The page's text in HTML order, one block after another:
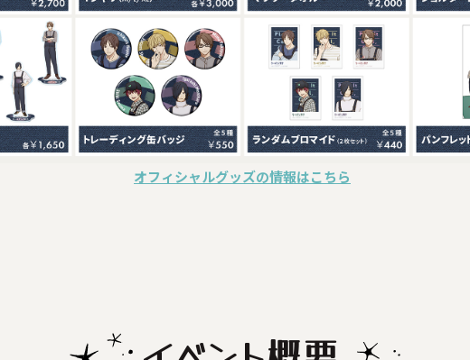
オフィシャルグッズの情報はこちら